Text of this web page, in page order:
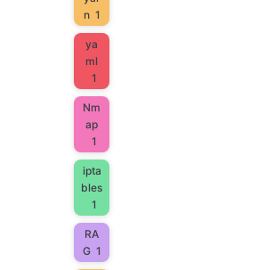
n 1
ya
ml
1
Nm
ap
1
ipta
bles
1
RA
G 1